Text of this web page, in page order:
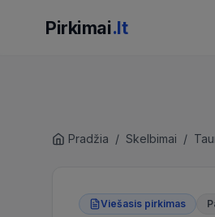
Pirkimai.lt
Pradžia / Skelbimai /
Viešasis pirkimas